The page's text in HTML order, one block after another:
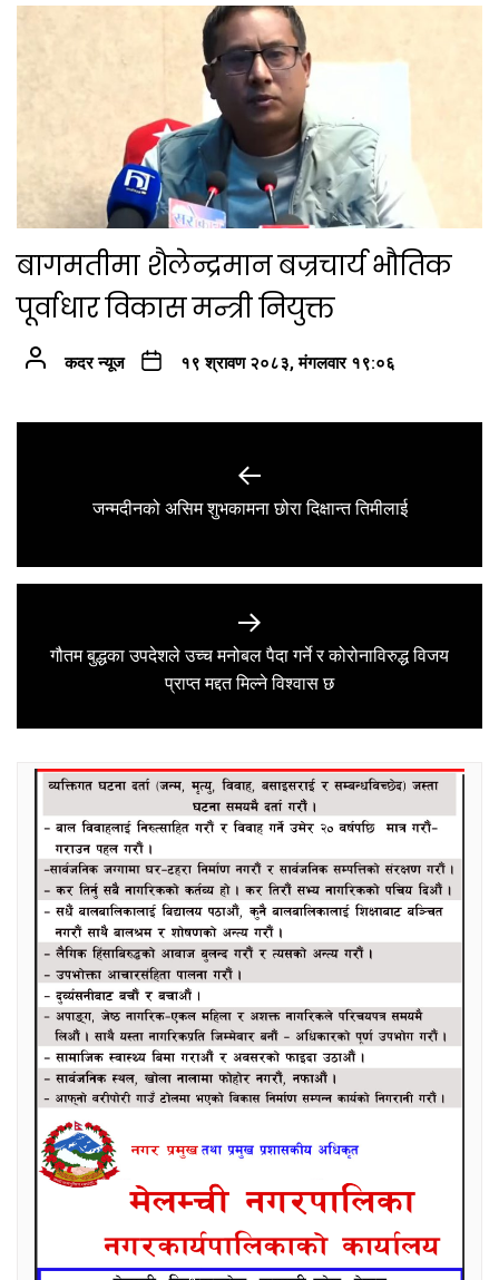
बागमतीमा शैलेन्द्रमान बज्रचार्य भौतिक
पूर्वाधार विकास मन्त्री नियुक्त
कदर न्यूज १९ श्रावण २०८३, मंगलवार १९:०६
Previous
जन्मदीनको असिम शुभकामना छोरा दिक्षान्त तिमीलाई
Next
post:
गौतम बुद्धका उपदेशले उच्च मनोबल पैदा गर्ने र कोरोनाविरुद्ध विजय
प्राप्त मद्दत मिल्ने विश्वास छ